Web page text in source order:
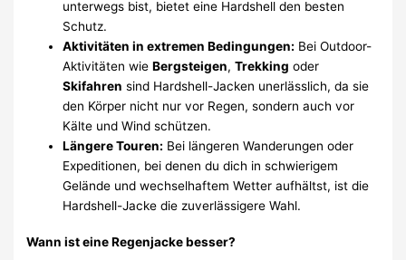
unterwegs bist, bietet eine Hardshell den besten
Schutz.
Aktivitäten in extremen Bedingungen: Bei Outdoor-
Aktivitäten wieBergsteigen,Trekking oder
Skifahren sind Hardshell-Jacken unerlässlich, da sie
den Körper nicht nur vor Regen, sondern auch vor
Kälte und Wind schützen.
Längere Touren: Bei längeren Wanderungen oder
Expeditionen, bei denen du dich in schwierigem
Gelände und wechselhaftem Wetter aufhältst, ist die
Hardshell-Jacke die zuverlässigere Wahl.
Wann ist eine Regenjacke besser?